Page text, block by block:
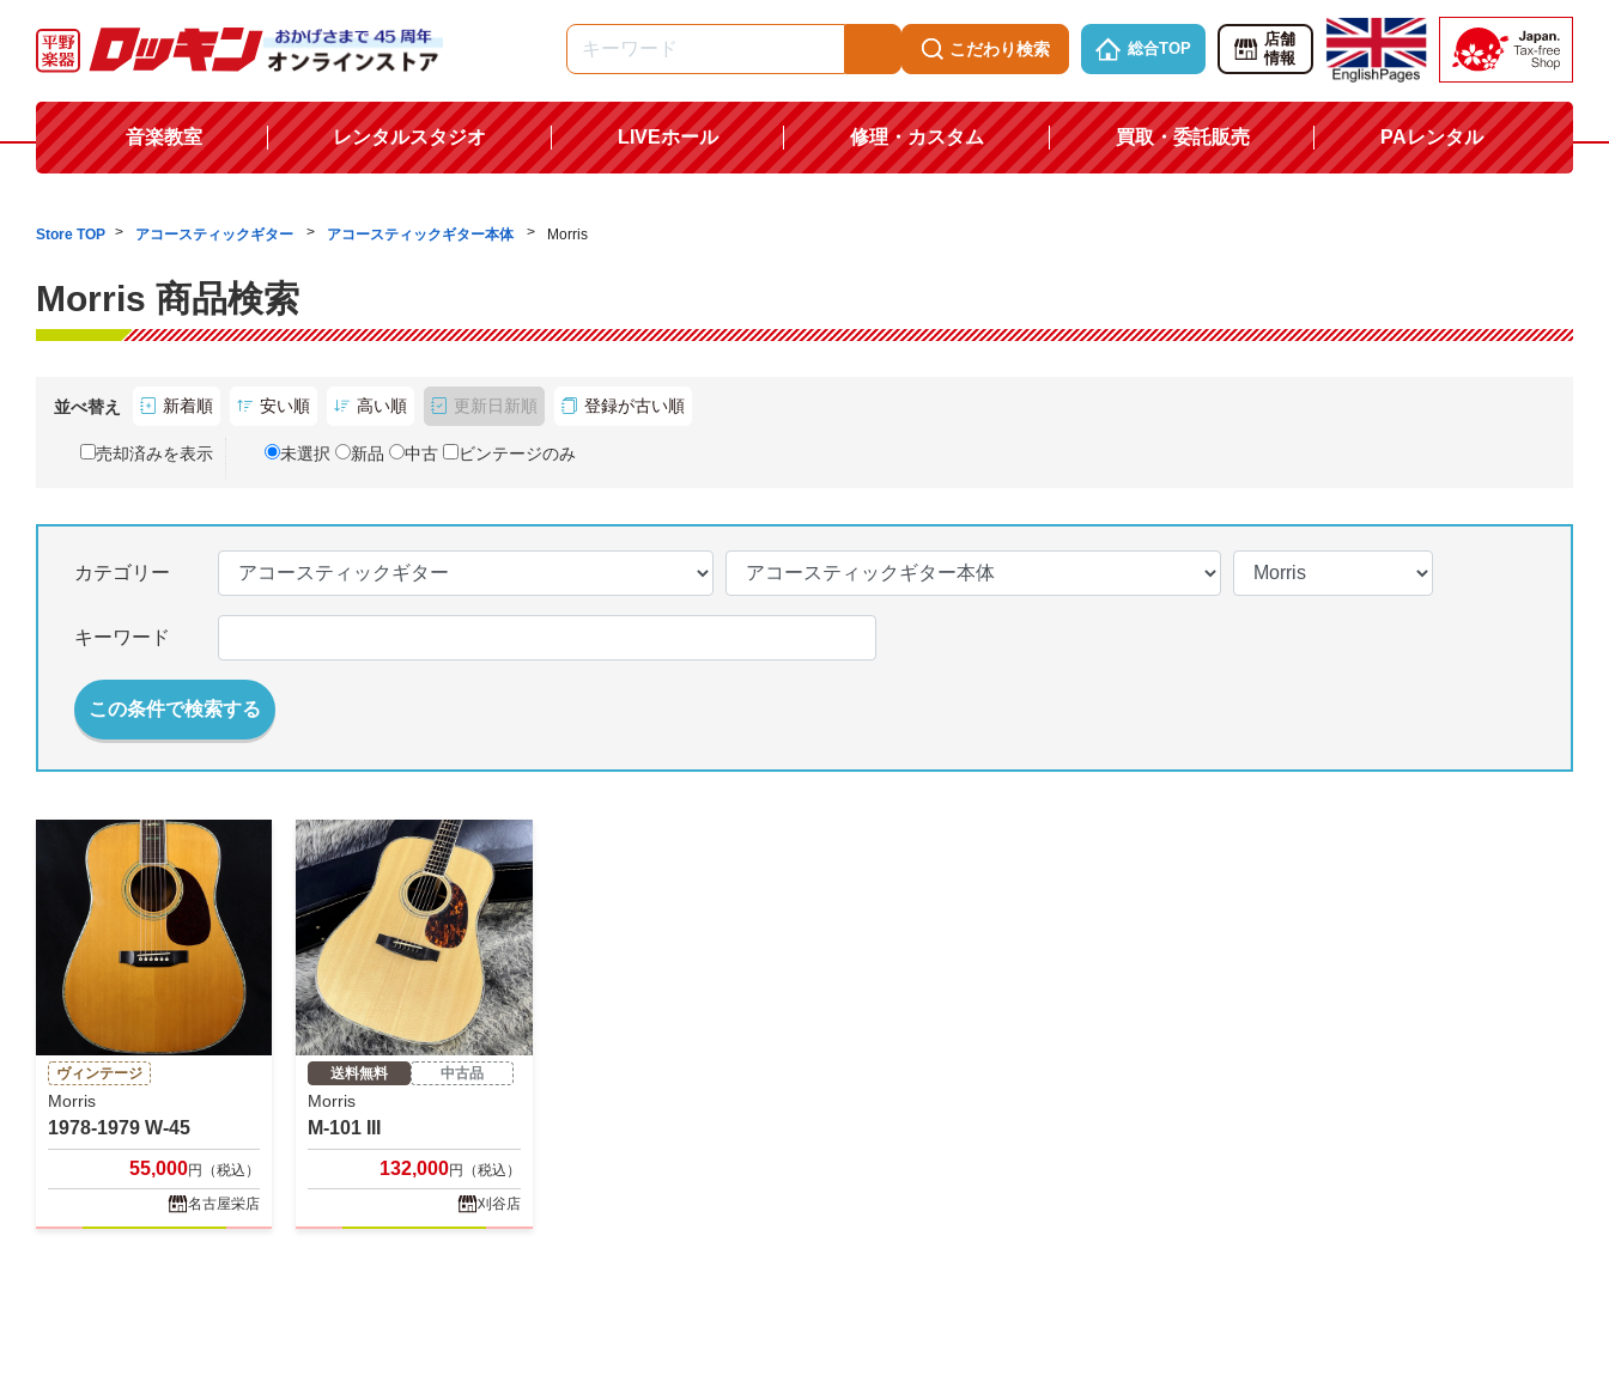
こだわり検索 総合TOP
店舗
情報
音楽教室 レンタルスタジオ LIVEホール 修理・カスタム 買取・委託販売 PAレンタル
Store TOP アコースティックギター アコースティックギター本体 Morris
Morris 商品検索
並べ替え 新着順 安い順 高い順 更新日新順 登録が古い順
売却済みを表示 未選択 新品 中古 ビンテージのみ
カテゴリー
キーワード
この条件で検索する
ヴィンテージ
Morris
1978-1979 W-45
55,000円（税込）
名古屋栄店
送料無料 中古品
Morris
M-101 III
132,000円（税込）
刈谷店